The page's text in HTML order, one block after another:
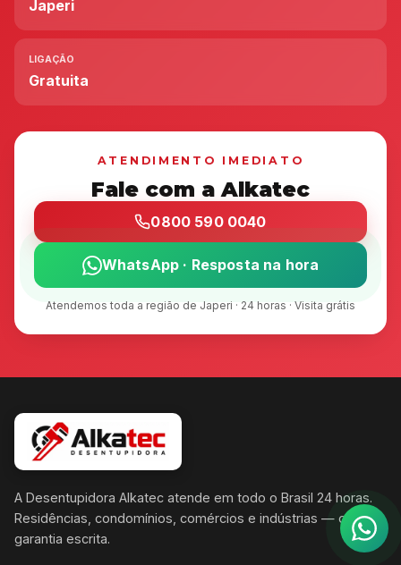
Japeri
LIGAÇÃO
Gratuita
ATENDIMENTO IMEDIATO
Fale com a Alkatec
0800 590 0040
WhatsApp · Resposta na hora
Atendemos toda a região de Japeri · 24 horas · Visita grátis
A Desentupidora Alkatec atende em todo o Brasil 24 horas.
Residências, condomínios, comércios e indústrias — com
garantia escrita.